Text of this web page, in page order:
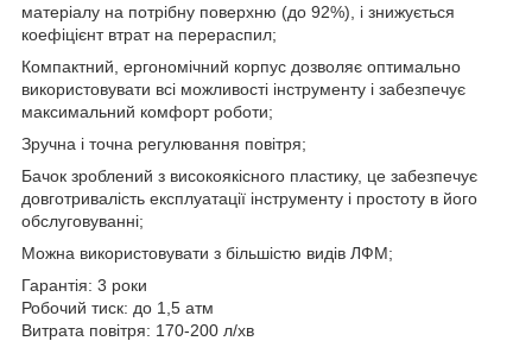
матеріалу на потрібну поверхню (до 92%), і знижується
коефіцієнт втрат на перераспил;
Компактний, ергономічний корпус дозволяє оптимально
використовувати всі можливості інструменту і забезпечує
максимальний комфорт роботи;
Зручна і точна регулювання повітря;
Бачок зроблений з високоякісного пластику, це забезпечує
довготривалість експлуатації інструменту і простоту в його
обслуговуванні;
Можна використовувати з більшістю видів ЛФМ;
Гарантія: 3 роки
Робочий тиск: до 1,5 атм
Витрата повітря: 170-200 л/хв